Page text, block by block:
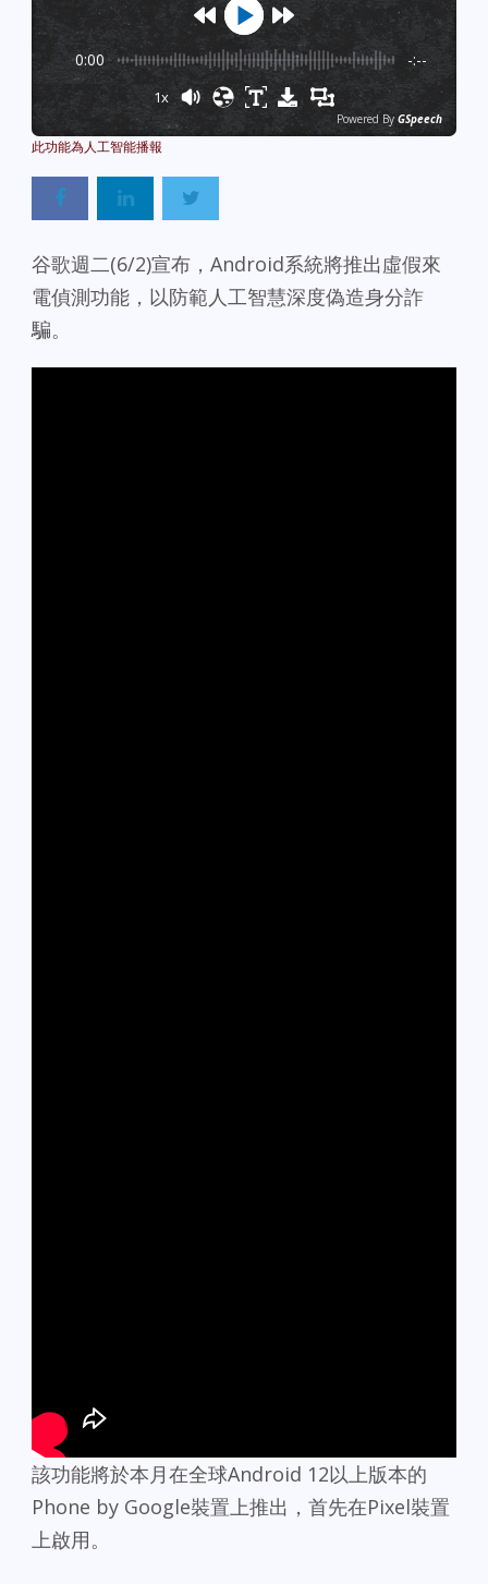
0:00 -:--
1x
Powered By GSpeech
谷歌週二(6/2)宣布，Android系統將推出虛假來
電偵測功能，以防範人工智慧深度偽造身分詐
騙。
該功能將於本月在全球Android 12以上版本的
Phone by Google裝置上推出，首先在Pixel裝置
上啟用。